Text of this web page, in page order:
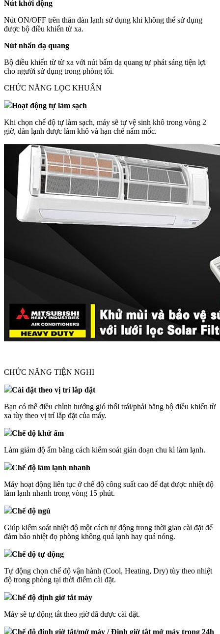
Nút khởi động
Nút ON/OFF trên thân dàn lạnh sử dụng khi không thể sử dụng
được bộ điều khiển từ xa.
Nút nhấn dạ quang
Bộ điều khiển từ từ xa với nút bấm dạ quang tự phát sáng tiện lợi
cho người sử dụng trong phòng tối.
CHỨC NĂNG LỌC KHUẨN
Hoạt động tự làm sạch
Khi chọn chế độ tự làm sạch, máy sẽ tự vệ sinh khô trong vòng 2
giờ, dàn lạnh được làm khô và hạn chế nấm mốc.
CHỨC NĂNG TIỆN NGHI
Cài đặt theo vị trí lắp đặt
Bạn có thể điều chỉnh hướng gió thổi trái/phải bằng bộ điều khiển từ
xa tùy theo vị trí lắp đặt của máy.
Chế độ khử ẩm
Làm giảm độ ẩm bằng cách kiểm soát gián đoạn chu kì làm lạnh.
Chế độ làm lạnh nhanh
Máy hoạt động liên tục ở chế độ công suất cao để đạt được nhiệt độ
làm lạnh nhanh trong vòng 15 phút.
Chế độ ngủ
Giúp kiểm soát nhiệt độ một cách tự động trong thời gian cài đặt để
đảm bảo nhiệt đọ phòng không quá lạnh hay quá nóng.
Chế độ tự động
Tự động chọn chế độ vận hành (Cool, Heating, Dry) tùy theo nhiệt
độ trong phòng tại thời điểm cài đặt.
Chế độ định giờ tắt máy
Máy sẽ tự động tắt theo giờ đã được cài đặt.
Chế độ định giờ tắt/mở máy / Định giờ tắt mở máy trong 24h